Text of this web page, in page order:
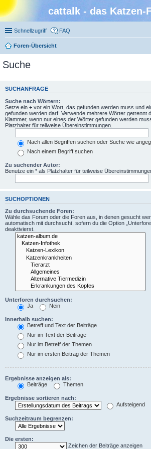
cattalk - das Katzen-
Schnellzugriff FAQ
Foren-Übersicht
Suche
SUCHANFRAGE
Suche nach Wörtern:
Setze ein + vor ein Wort, das gefunden werden muss und
gefunden werden darf. Verwende mehrere Wörter getrennt
Klammer, wenn nur eines der Wörter gefunden werden
Platzhalter für teilweise Übereinstimmungen.
Nach allen Begriffen suchen oder Suche wie
Nach einem Begriff suchen
Zu suchender Autor:
Benutze ein * als Platzhalter für teilweise
SUCHOPTIONEN
Zu durchsuchende Foren:
Wähle das Forum oder die Foren aus, in denen gesucht
automatisch mit durchsucht, sofern du die Option
deaktivierst.
Unterforen durchsuchen:
Ja
Nein
Innerhalb suchen:
Betreff und Text der Beiträge
Nur im Text der Beiträge
Nur im Betreff der Themen
Nur im ersten Beitrag der Themen
Ergebnisse anzeigen als:
Beiträge
Themen
Ergebnisse sortieren nach:
Aufsteigend
Suchzeitraum begrenzen:
Die ersten:
Zeichen der Beiträge anzeigen